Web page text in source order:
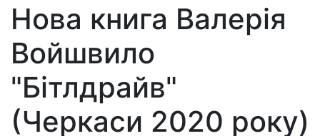
Нова книга Валерія
Войшвило
"Бітлдрайв"
(Черкаси 2020 року)